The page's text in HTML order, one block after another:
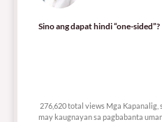
Sino ang dapat hindi “one-sided”?
276,620 total views Mga Kapanalig,
may kaugnayan sa pagbabanta